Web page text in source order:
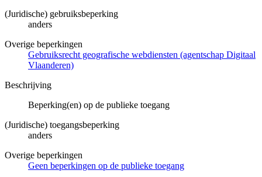
(Juridische) gebruiksbeperking
anders
Overige beperkingen
Gebruiksrecht geografische webdiensten (agentschap Digitaal
Vlaanderen)
Beschrijving
Beperking(en) op de publieke toegang
(Juridische) toegangsbeperking
anders
Overige beperkingen
Geen beperkingen op de publieke toegang